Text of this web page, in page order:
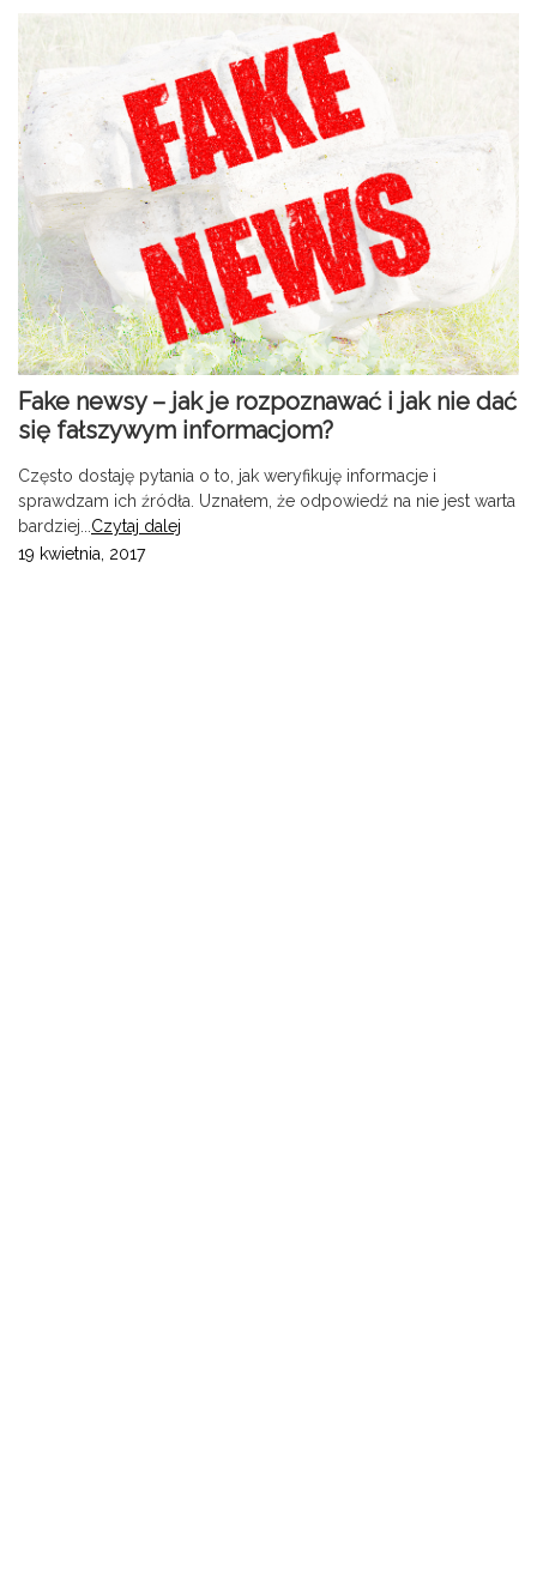
Fake newsy – jak je rozpoznawać i jak nie dać
się fałszywym informacjom?
Często dostaję pytania o to, jak weryfikuję informacje i
sprawdzam ich źródła. Uznałem, że odpowiedź na nie jest warta
bardziej...Czytaj dalej
19 kwietnia, 2017